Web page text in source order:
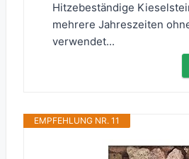
Hitzebeständige
mehrere Jahreszeiten
verwendet...
EMPFEHLUNG NR. 11